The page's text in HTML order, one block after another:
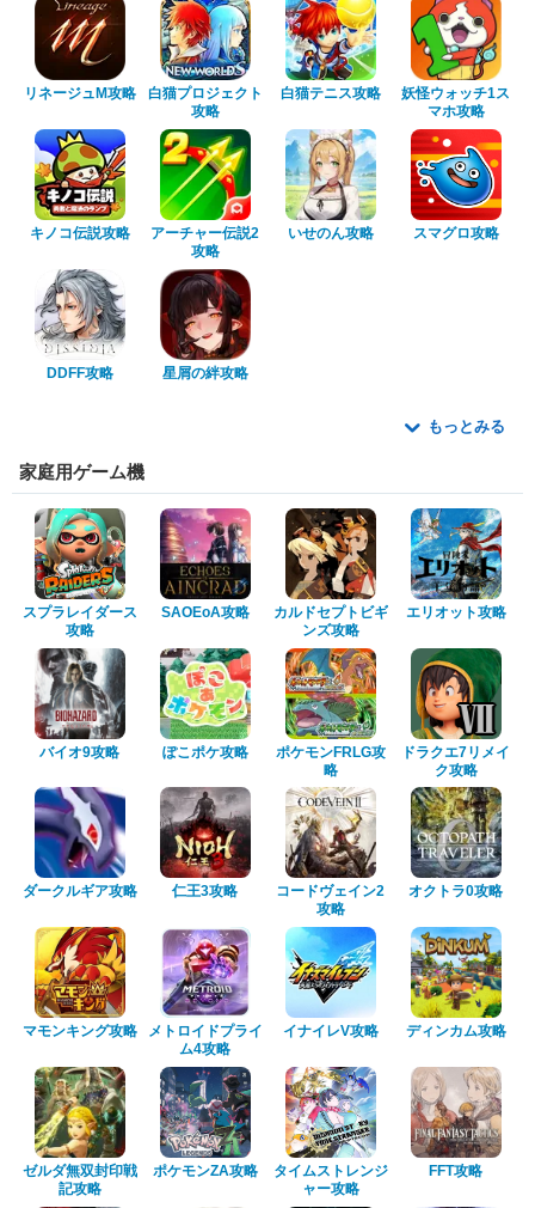
リネージュM攻略
白猫プロジェクト
攻略
白猫テニス攻略
妖怪ウォッチ1ス
マホ攻略
キノコ伝説攻略
アーチャー伝説2
攻略
いせのん攻略 スマグロ攻略
DDFF攻略 星屑の絆攻略
もっとみる
家庭用ゲーム機
スプラレイダース
攻略
SAOEoA攻略
カルドセプトビギ
ンズ攻略
エリオット攻略
バイオ9攻略 ぽこポケ攻略
ポケモンFRLG攻
略
ドラクエ7リメイ
ク攻略
ダークルギア攻略 仁王3攻略
コードヴェイン2
攻略
オクトラ0攻略
マモンキング攻略
メトロイドプライ
ム4攻略
イナイレV攻略 ディンカム攻略
ゼルダ無双封印戦
記攻略
ポケモンZA攻略
タイムストレンジ
ャー攻略
FFT攻略